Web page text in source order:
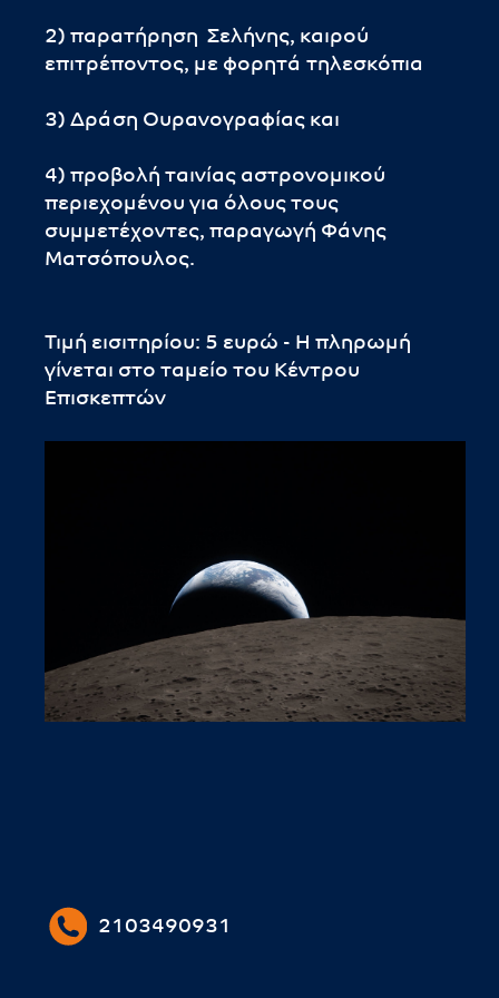
2) παρατήρηση Σελήνης, καιρού
επιτρέποντος, με φορητά τηλεσκόπια
3) Δράση Ουρανογραφίας και
4) προβολή ταινίας αστρονομικού
περιεχομένου για όλους τους
συμμετέχοντες, παραγωγή Φάνης
Ματσόπουλος.
Τιμή εισιτηρίου: 5 ευρώ - Η πληρωμή
γίνεται στο ταμείο του Κέντρου
Επισκεπτών
2103490931